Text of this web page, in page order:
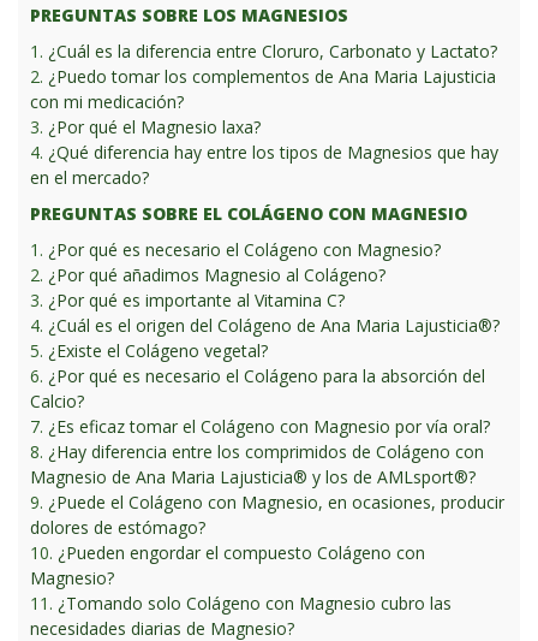
PREGUNTAS SOBRE LOS MAGNESIOS
1. ¿Cuál es la diferencia entre Cloruro, Carbonato y Lactato?
2. ¿Puedo tomar los complementos de Ana Maria Lajusticia
con mi medicación?
3. ¿Por qué el Magnesio laxa?
4. ¿Qué diferencia hay entre los tipos de Magnesios que hay
en el mercado?
PREGUNTAS SOBRE EL COLÁGENO CON MAGNESIO
1. ¿Por qué es necesario el Colágeno con Magnesio?
2. ¿Por qué añadimos Magnesio al Colágeno?
3. ¿Por qué es importante al Vitamina C?
4. ¿Cuál es el origen del Colágeno de Ana Maria Lajusticia®?
5. ¿Existe el Colágeno vegetal?
6. ¿Por qué es necesario el Colágeno para la absorción del
Calcio?
7. ¿Es eficaz tomar el Colágeno con Magnesio por vía oral?
8. ¿Hay diferencia entre los comprimidos de Colágeno con
Magnesio de Ana Maria Lajusticia® y los de AMLsport®?
9. ¿Puede el Colágeno con Magnesio, en ocasiones, producir
dolores de estómago?
10. ¿Pueden engordar el compuesto Colágeno con
Magnesio?
11. ¿Tomando solo Colágeno con Magnesio cubro las
necesidades diarias de Magnesio?